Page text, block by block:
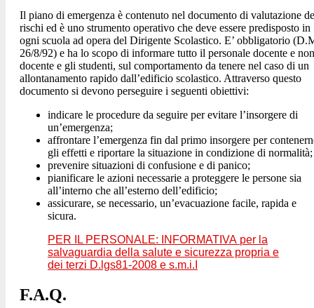
Il piano di emergenza è contenuto nel documento di valutazione
rischi ed è uno strumento operativo che deve essere predisposto in
ogni scuola ad opera del Dirigente Scolastico. E’ obbligatorio
26/8/92) e ha lo scopo di informare tutto il personale docente e non
docente e gli studenti, sul comportamento da tenere nel caso di un
allontanamento rapido dall’edificio scolastico. Attraverso questo
documento si devono perseguire i seguenti obiettivi:
indicare le procedure da seguire per evitare l’insorgere di
un’emergenza;
affrontare l’emergenza fin dal primo insorgere per
gli effetti e riportare la situazione in condizione di normalità;
prevenire situazioni di confusione e di panico;
pianificare le azioni necessarie a proteggere le persone sia
all’interno che all’esterno dell’edificio;
assicurare, se necessario, un’evacuazione facile, rapida e
sicura.
PER IL PERSONALE: INFORMATIVA per la
salvaguardia della salute e sicurezza propria e
dei terzi D.lgs81-2008 e s.m.i.I
F.A.Q.